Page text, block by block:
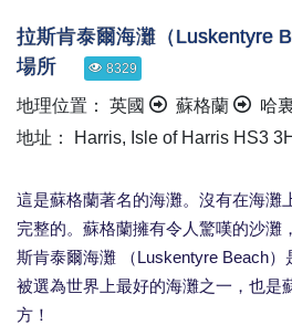
拉斯肯泰爾海灘（Luskentyre
場所
8329
地理位置： 英國 蘇格蘭
哈
地址： Harris, Isle of Harris HS3
這是蘇格蘭著名的海灘。沒有在海灘
完整的。蘇格蘭擁有令人驚嘆的沙灘
斯肯泰爾海灘 （Luskentyre Beach
被選為世界上最好的海灘之一，也是
方！